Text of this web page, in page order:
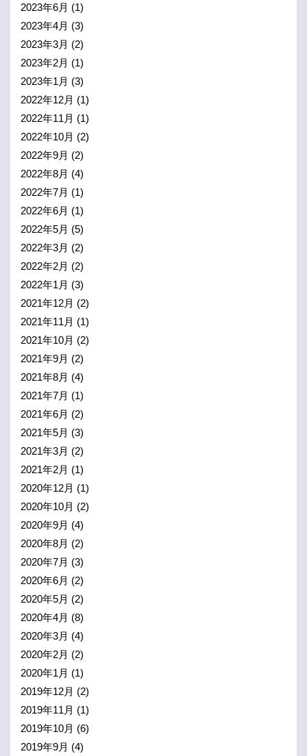
2023年6月 (1)
2023年4月 (3)
2023年3月 (2)
2023年2月 (1)
2023年1月 (3)
2022年12月 (1)
2022年11月 (1)
2022年10月 (2)
2022年9月 (2)
2022年8月 (4)
2022年7月 (1)
2022年6月 (1)
2022年5月 (5)
2022年3月 (2)
2022年2月 (2)
2022年1月 (3)
2021年12月 (2)
2021年11月 (1)
2021年10月 (2)
2021年9月 (2)
2021年8月 (4)
2021年7月 (1)
2021年6月 (2)
2021年5月 (3)
2021年3月 (2)
2021年2月 (1)
2020年12月 (1)
2020年10月 (2)
2020年9月 (4)
2020年8月 (2)
2020年7月 (3)
2020年6月 (2)
2020年5月 (2)
2020年4月 (8)
2020年3月 (4)
2020年2月 (2)
2020年1月 (1)
2019年12月 (2)
2019年11月 (1)
2019年10月 (6)
2019年9月 (4)